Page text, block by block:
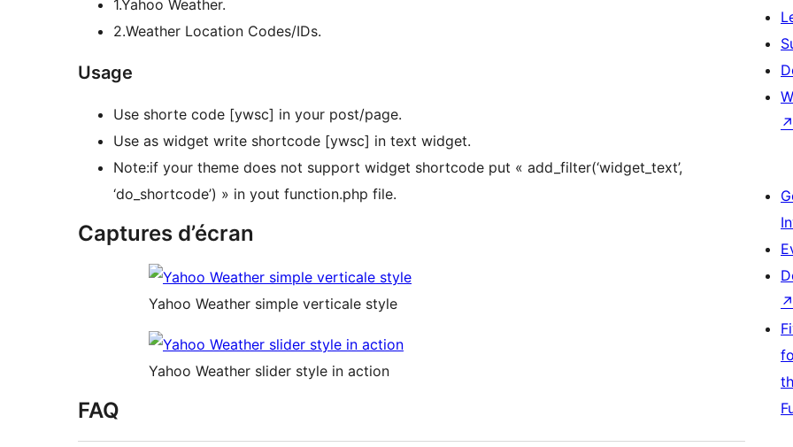
1.Yahoo Weather.
2.Weather Location Codes/IDs.
Usage
Use shorte code [ywsc] in your post/page.
Use as widget write shortcode [ywsc] in text widget.
Note:if your theme does not support widget shortcode put « add_filter(‘widget_text’,
‘do_shortcode’) » in yout function.php file.
Captures d’écran
Yahoo Weather simple verticale style
Yahoo Weather slider style in action
FAQ
↗
↗